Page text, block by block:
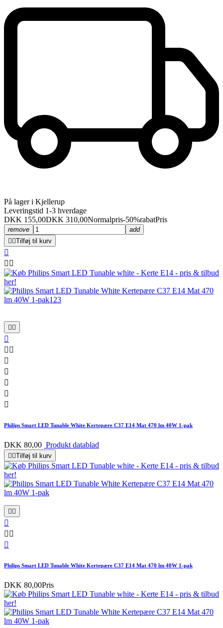
På lager i Kjellerup
Leveringstid 1-3 hverdage
DKK 155,00DKK 310,00Normalpris-50%rabatPris
remove
add
 Tilføj til kurv

 
 

 





Philips Smart LED Tunable White Kertepære C37 E14 Mat 470 lm 40W 1-pak
DKK 80,00 Produkt datablad
 Tilføj til kurv
 

 

Philips Smart LED Tunable White Kertepære C37 E14 Mat 470 lm 40W 1-pak
DKK 80,00Pris